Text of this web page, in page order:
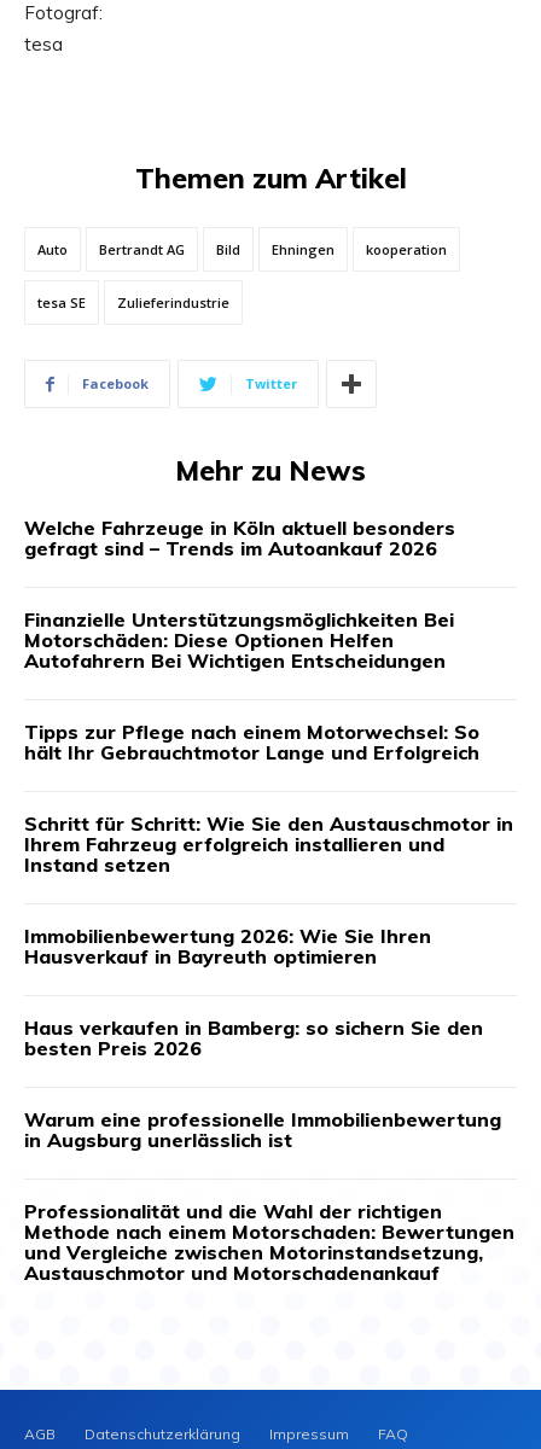
Fotograf:
tesa
Themen zum Artikel
Auto Bertrandt AG Bild Ehningen kooperation
tesa SE Zulieferindustrie
Facebook Twitter
Mehr zu News
Welche Fahrzeuge in Köln aktuell besonders
gefragt sind – Trends im Autoankauf 2026
Finanzielle Unterstützungsmöglichkeiten Bei
Motorschäden: Diese Optionen Helfen
Autofahrern Bei Wichtigen Entscheidungen
Tipps zur Pflege nach einem Motorwechsel: So
hält Ihr Gebrauchtmotor Lange und Erfolgreich
Schritt für Schritt: Wie Sie den Austauschmotor in
Ihrem Fahrzeug erfolgreich installieren und
Instand setzen
Immobilienbewertung 2026: Wie Sie Ihren
Hausverkauf in Bayreuth optimieren
Haus verkaufen in Bamberg: so sichern Sie den
besten Preis 2026
Warum eine professionelle Immobilienbewertung
in Augsburg unerlässlich ist
Professionalität und die Wahl der richtigen
Methode nach einem Motorschaden: Bewertungen
und Vergleiche zwischen Motorinstandsetzung,
Austauschmotor und Motorschadenankauf
AGB Datenschutzerklärung Impressum FAQ